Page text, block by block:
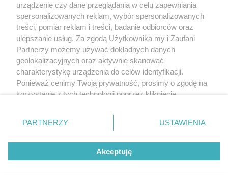
Żaden utwór zamieszczony w serwisie nie może być powielany i
tym także elektroniczny lub mechaniczny) na jakimkolwiek polu
eksploatacji w jakiejkolwiek formie, włącznie z umieszczaniem w Internecie
bez pisemnej zgody właściciela praw. Jakiekolwiek użycie lub
urządzenie czy dane przeglądania w celu zapewniania
spersonalizowanych reklam, wybór spersonalizowanych
treści, pomiar reklam i treści, badanie odbiorców oraz
ulepszanie usług. Za zgodą Użytkownika my i Zaufani
Partnerzy możemy używać dokładnych danych
geolokalizacyjnych oraz aktywnie skanować
charakterystykę urządzenia do celów identyfikacji.
Ponieważ cenimy Twoją prywatność, prosimy o zgodę na
korzystanie z tych technologii poprzez kliknięcie
zmienić/wycofać klikając przycisk ustawień prywatności
znajdujący się w lewym dolnym rogu strony
rodzaje przetwarzania danych nie wymagają zgody
użytkownika, ale masz prawo sprzeciwić się takiemu
przetwarzaniu. Preferencje będą miały zastosowanie tylko
PARTNERZY USTAWIENIA
Akceptuję